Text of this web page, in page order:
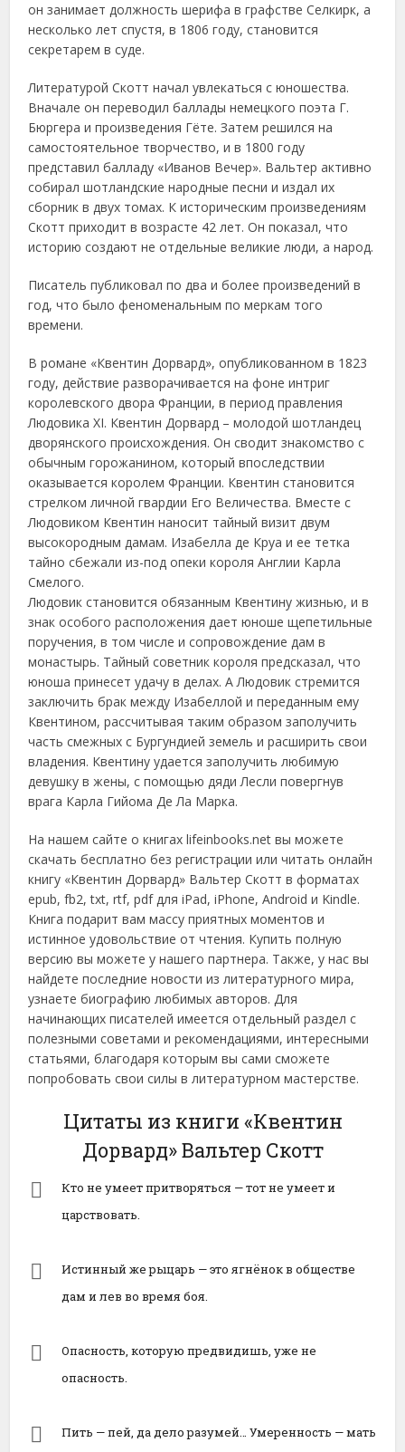
он занимает должность шерифа в графстве Селкирк, а
несколько лет спустя, в 1806 году, становится
секретарем в суде.
Литературой Скотт начал увлекаться с юношества.
Вначале он переводил баллады немецкого поэта Г.
Бюргера и произведения Гёте. Затем решился на
самостоятельное творчество, и в 1800 году
представил балладу «Иванов Вечер». Вальтер активно
собирал шотландские народные песни и издал их
сборник в двух томах. К историческим произведениям
Скотт приходит в возрасте 42 лет. Он показал, что
историю создают не отдельные великие люди, а народ.
Писатель публиковал по два и более произведений в
год, что было феноменальным по меркам того
времени.
В романе «Квентин Дорвард», опубликованном в 1823
году, действие разворачивается на фоне интриг
королевского двора Франции, в период правления
Людовика XI. Квентин Дорвард – молодой шотландец
дворянского происхождения. Он сводит знакомство с
обычным горожанином, который впоследствии
оказывается королем Франции. Квентин становится
стрелком личной гвардии Его Величества. Вместе с
Людовиком Квентин наносит тайный визит двум
высокородным дамам. Изабелла де Круа и ее тетка
тайно сбежали из-под опеки короля Англии Карла
Смелого.
Людовик становится обязанным Квентину жизнью, и в
знак особого расположения дает юноше щепетильные
поручения, в том числе и сопровождение дам в
монастырь. Тайный советник короля предсказал, что
юноша принесет удачу в делах. А Людовик стремится
заключить брак между Изабеллой и переданным ему
Квентином, рассчитывая таким образом заполучить
часть смежных с Бургундией земель и расширить свои
владения. Квентину удается заполучить любимую
девушку в жены, с помощью дяди Лесли повергнув
врага Карла Гийома Де Ла Марка.
На нашем сайте о книгах lifeinbooks.net вы можете
скачать бесплатно без регистрации или читать онлайн
книгу «Квентин Дорвард» Вальтер Скотт в форматах
epub, fb2, txt, rtf, pdf для iPad, iPhone, Android и Kindle.
Книга подарит вам массу приятных моментов и
истинное удовольствие от чтения. Купить полную
версию вы можете у нашего партнера. Также, у нас вы
найдете последние новости из литературного мира,
узнаете биографию любимых авторов. Для
начинающих писателей имеется отдельный раздел с
полезными советами и рекомендациями, интересными
статьями, благодаря которым вы сами сможете
попробовать свои силы в литературном мастерстве.
Цитаты из книги «Квентин
Дорвард» Вальтер Скотт
Кто не умеет притворяться — тот не умеет и
царствовать.
Истинный же рыцарь — это ягнёнок в обществе
дам и лев во время боя.
Опасность, которую предвидишь, уже не
опасность.
Пить — пей, да дело разумей… Умеренность — мать